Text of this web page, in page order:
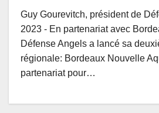
Guy Gourevitch, président de
2023 - En partenariat avec
Défense Angels a lancé sa
régionale: Bordeaux Nouvelle
partenariat pour…